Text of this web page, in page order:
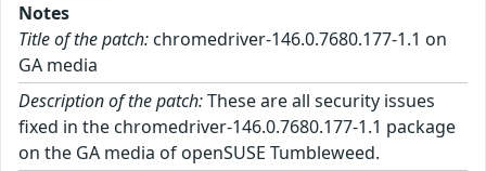
Notes
Title of the patch: chromedriver-146.0.7680.177-1.1 on
GA media
Description of the patch:These are all security issues
fixed in the chromedriver-146.0.7680.177-1.1 package
on the GA media of openSUSE Tumbleweed.